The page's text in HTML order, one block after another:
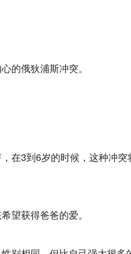
的俄狄浦斯冲突。
在3到6岁的时候，这种冲突
望获得爸爸的爱。